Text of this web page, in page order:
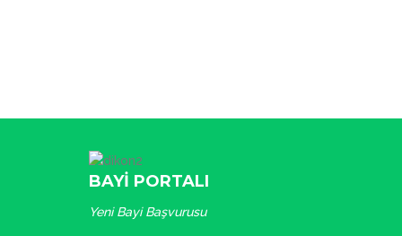
BAYİ PORTALI
Yeni Bayi Başvurusu